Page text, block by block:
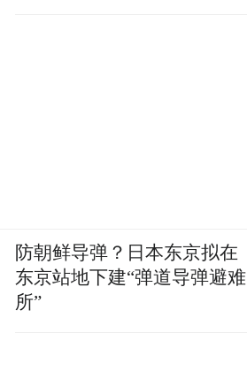
防朝鲜导弹？日本东京拟在
东京站地下建“弹道导弹避难
所”